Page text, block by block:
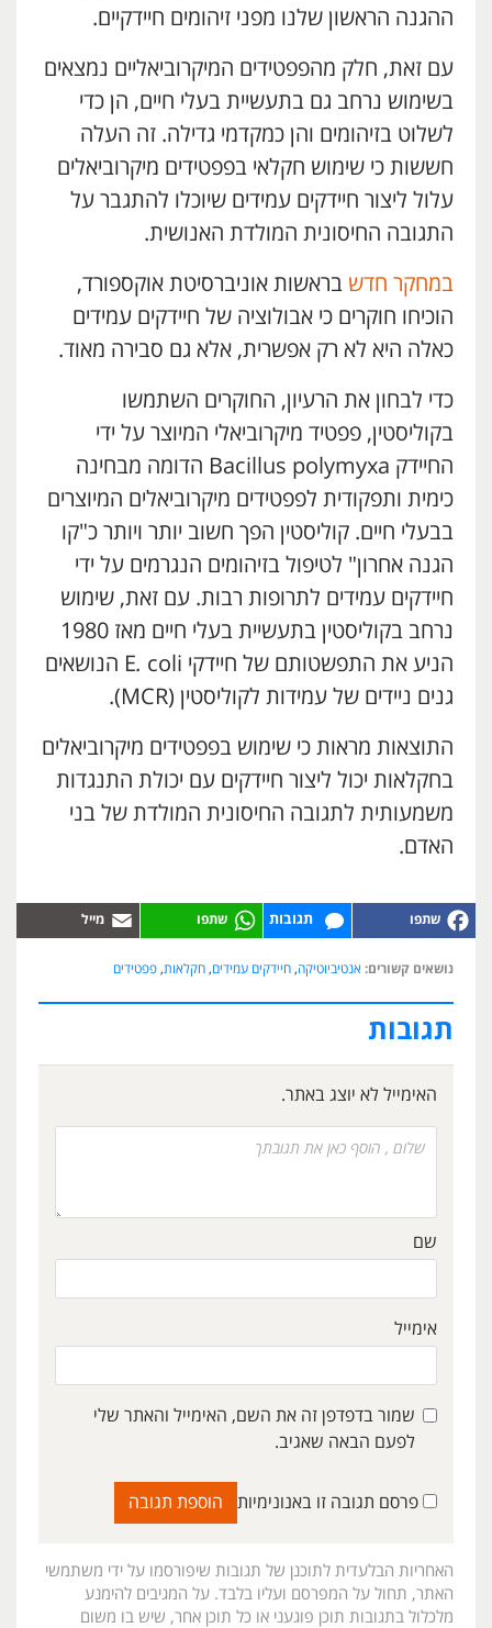
ההגנה הראשון שלנו מפני זיהומים חיידקיים.
עם זאת, חלק מהפפטידים המיקרוביאליים נמצאים
בשימוש נרחב גם בתעשיית בעלי חיים, הן כדי
לשלוט בזיהומים והן כמקדמי גדילה. זה העלה
חששות כי שימוש חקלאי בפפטידים מיקרוביאלים
עלול ליצור חיידקים עמידים שיוכלו להתגבר על
התגובה החיסונית המולדת האנושית.
במחקר חדש בראשות אוניברסיטת אוקספורד,
הוכיחו חוקרים כי אבולוציה של חיידקים עמידים
כאלה היא לא רק אפשרית, אלא גם סבירה מאוד.
כדי לבחון את הרעיון, החוקרים השתמשו
בקוליסטין, פפטיד מיקרוביאלי המיוצר על ידי
החיידק Bacillus polymyxa הדומה מבחינה
כימית ותפקודית לפפטידים מיקרוביאלים המיוצרים
בבעלי חיים. קוליסטין הפך חשוב יותר ויותר כ"קו
הגנה אחרון" לטיפול בזיהומים הנגרמים על ידי
חיידקים עמידים לתרופות רבות. עם זאת, שימוש
נרחב בקוליסטין בתעשיית בעלי חיים מאז 1980
הניע את התפשטותם של חיידקי E
.
coli הנושאים
גנים ניידים של עמידות לקוליסטין (MCR).
התוצאות מראות כי שימוש בפפטידים מיקרוביאלים
בחקלאות יכול ליצור חיידקים עם יכולת התנגדות
משמעותית לתגובה החיסונית המולדת של בני
האדם.
תגובות
נושאים קשורים: אנטיביוטיקה, חיידקים עמידים, חקלאות, פפטידים
תגובות
האימייל לא יוצג באתר.
שם
אימייל
שמור בדפדפן זה את השם, האימייל והאתר שלי
לפעם הבאה שאגיב.
פרסם תגובה זו באנונימיות
האחריות הבלעדית לתוכנן של תגובות שיפורסמו על ידי משתמשי
האתר, תחול על המפרסם ועליו בלבד. על המגיבים להימנע
מלכלול בתגובות תוכן פוגעני או כל תוכן אחר, שיש בו משום